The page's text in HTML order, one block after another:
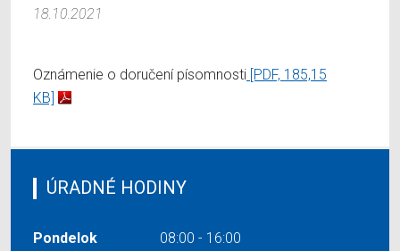
18.10.2021
Oznámenie o doručení písomnosti [PDF, 185,15
KB]
ÚRADNÉ HODINY
Pondelok
08:00 - 16:00